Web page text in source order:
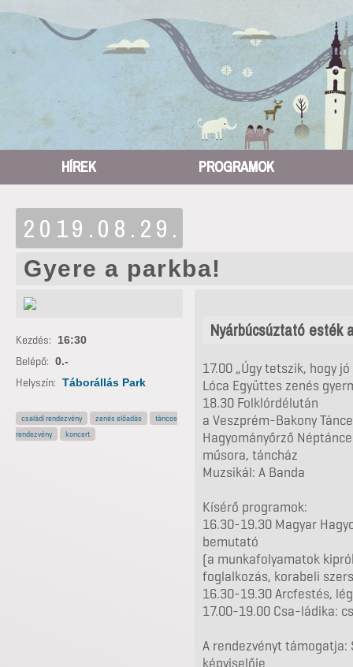
HÍREK PROGRAMOK
2019.08.29.
Gyere a parkba!
Nyárbúcsúztató esték
17.00 „Úgy tetszik, hogy
Lóca Együttes zenés
18.30 Folklórdélután
a Veszprém-Bakony
Hagyományőrző
műsora, táncház
Muzsikál: A Banda
Kísérő programok:
16.30-19.30 Magyar
bemutató
(a munkafolyamatok
foglalkozás, korabeli
16.30-19.30 Arcfestés,
17.00-19.00 Csa-ládika:
A rendezvényt
képviselője
Kezdés: 16:30
Belépő: 0.-
Helyszín: Táborállás Park
családi rendezvény zenés előadás
táncos
rendezvény
koncert